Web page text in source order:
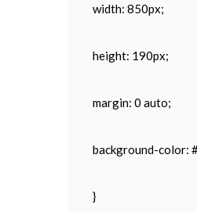
width: 850px;
height: 190px;
margin: 0 auto;
background-color:
}